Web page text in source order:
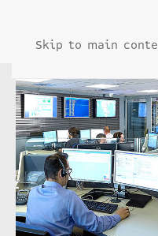
Skip to main